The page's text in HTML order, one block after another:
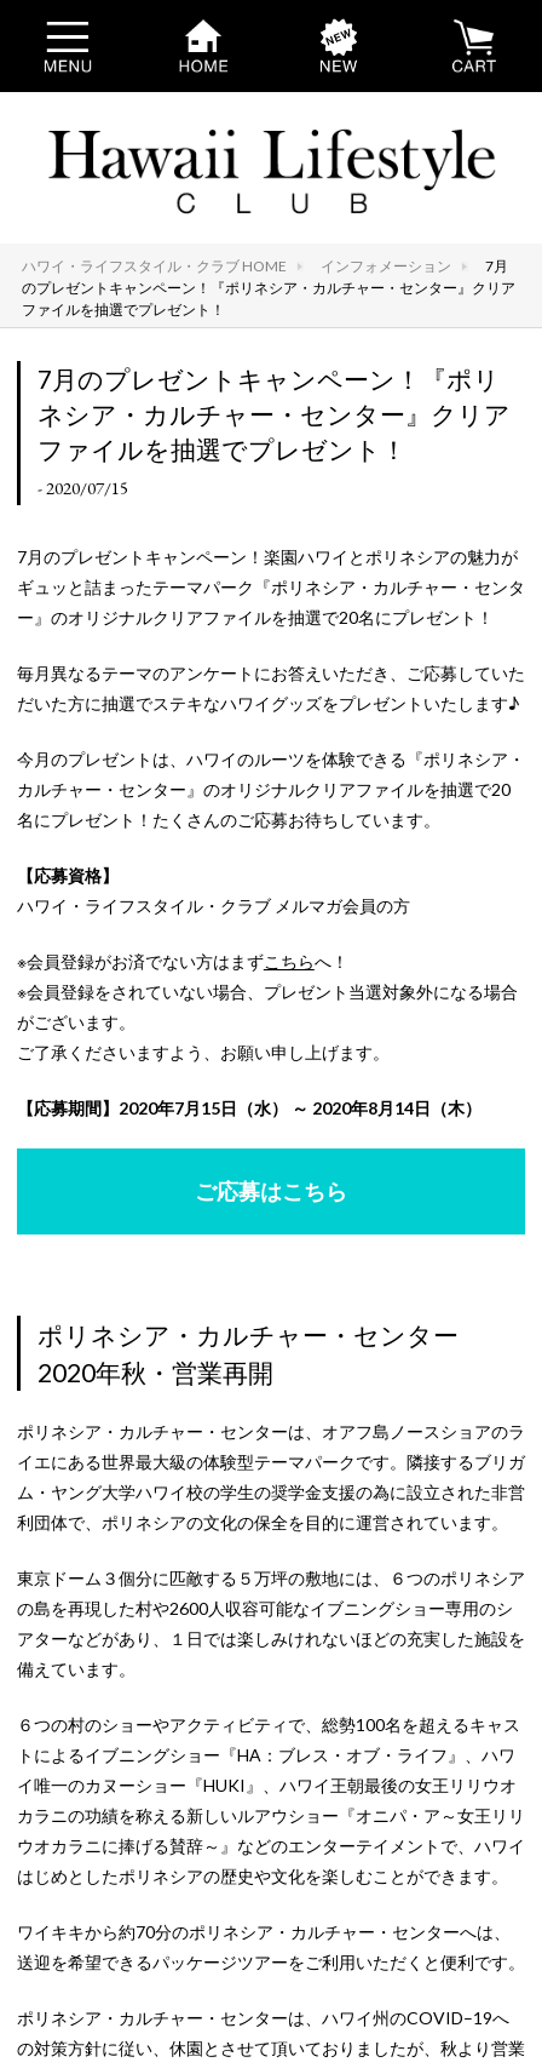
ハワイ・ライフスタイル・クラブ HOME インフォメーション
7月
のプレゼントキャンペーン！『ポリネシア・カルチャー・センター』クリア
ファイルを抽選でプレゼント！
7月のプレゼントキャンペーン！『ポリ
ネシア・カルチャー・センター』クリア
ファイルを抽選でプレゼント！
- 2020/07/15
7月のプレゼントキャンペーン！楽園ハワイとポリネシアの魅力が
ギュッと詰まったテーマパーク『ポリネシア・カルチャー・センタ
ー』のオリジナルクリアファイルを抽選で20名にプレゼント！
毎月異なるテーマのアンケートにお答えいただき、ご応募していた
だいた方に抽選でステキなハワイグッズをプレゼントいたします♪
今月のプレゼントは、ハワイのルーツを体験できる『ポリネシア・
カルチャー・センター』のオリジナルクリアファイルを抽選で20
名にプレゼント！たくさんのご応募お待ちしています。
【応募資格】
ハワイ・ライフスタイル・クラブ メルマガ会員の方
※会員登録がお済でない方はまずこちらへ！
※会員登録をされていない場合、プレゼント当選対象外になる場合
がございます。
ご了承くださいますよう、お願い申し上げます。
【応募期間】2020年7月15日（水） ～ 2020年8月14日（木）
ご応募はこちら
ポリネシア・カルチャー・センター
2020年秋・営業再開
ポリネシア・カルチャー・センターは、オアフ島ノースショアのラ
イエにある世界最大級の体験型テーマパークです。隣接するブリガ
ム・ヤング大学ハワイ校の学生の奨学金支援の為に設立された非営
利団体で、ポリネシアの文化の保全を目的に運営されています。
東京ドーム３個分に匹敵する５万坪の敷地には、６つのポリネシア
の島を再現した村や2600人収容可能なイブニングショー専用のシ
アターなどがあり、１日では楽しみけれないほどの充実した施設を
備えています。
６つの村のショーやアクティビティで、総勢100名を超えるキャス
トによるイブニングショー『HA：ブレス・オブ・ライフ』、ハワ
イ唯一のカヌーショー『HUKI』、ハワイ王朝最後の女王リリウオ
カラニの功績を称える新しいルアウショー『オニパ・ア～女王リリ
ウオカラニに捧げる賛辞～』などのエンターテイメントで、ハワイ
はじめとしたポリネシアの歴史や文化を楽しむことができます。
ワイキキから約70分のポリネシア・カルチャー・センターへは、
送迎を希望できるパッケージツアーをご利用いただくと便利です。
ポリネシア・カルチャー・センターは、ハワイ州のCOVID–19へ
の対策方針に従い、休園とさせて頂いておりましたが、秋より営業